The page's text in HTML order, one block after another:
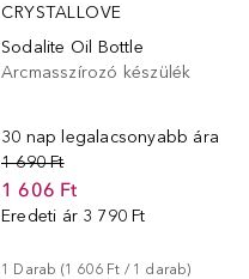
CRYSTALLOVE
Sodalite Oil Bottle
Arcmasszírozó készülék
30 nap legalacsonyabb ára
1 690 Ft
1 606 Ft
Eredeti ár 3 790 Ft
1 Darab (1 606 Ft / 1 darab)